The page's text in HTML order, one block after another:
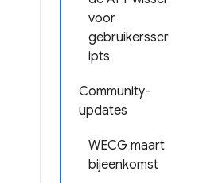
voor
gebruikersscr
ipts
Community-
updates
WECG maart
bijeenkomst